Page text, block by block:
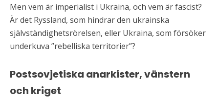
Men vem är imperialist i Ukraina, och vem är fascist?
Är det Ryssland, som hindrar den ukrainska
självständighetsrörelsen, eller Ukraina, som försöker
underkuva ”rebelliska territorier”?
Postsovjetiska anarkister, vänstern
och kriget